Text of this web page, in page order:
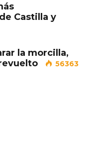
Castilla y
la morcilla,
56363